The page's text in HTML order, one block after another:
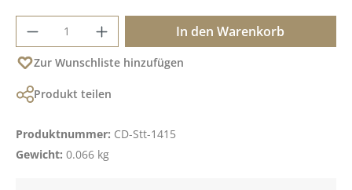
Produkt Anzahl: Gib den gewünschten
In den Warenkorb
Zur Wunschliste hinzufügen
Produkt teilen
Produktnummer: CD-Stt-1415
Gewicht: 0.066 kg